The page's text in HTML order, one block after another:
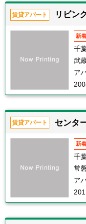
賃貸アパート リビン
新着
千
武
ア
賃貸アパート センタ
新着
千
常
ア